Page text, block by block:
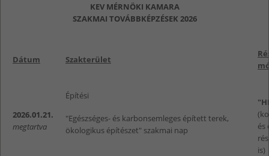
KEV MÉRNÖKI KAMARA
SZAKMAI TOVÁBBKÉPZÉSEK 2026
Dátum Szakterület
2026.01.21.
megtartva
Építési
"Egészséges- és karbonsemleges épített terek,
ökologikus építészet" szakmai nap
és
is)